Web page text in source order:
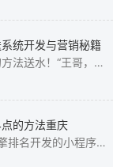
统开发与营销秘籍
被同行碾压？因为你还在用石器时代的方法送水！“王哥，隔壁水站用小程序一天接80单，我们还在手写单子！”去年员工这句话，像一盆冰水浇醒了我。 我是老张，干了7年桶装水配送，曾经以为“电话接单+Excel记账”就是…
的方法重庆
一、用户体验优化方面 个性化推荐引擎排名开发的小程序： 利用人工智能和机器学习算法，分析用户的浏览历史、购买行为、收藏夹内容等数据，为用户提供高度个性化的商品推荐。例如，当用户经常浏览运动装备时，小程…